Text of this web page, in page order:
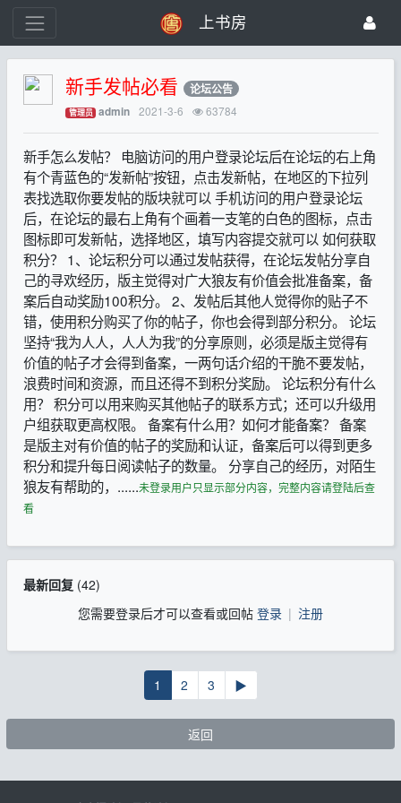
上书房
新手发帖必看 论坛公告
管理员 admin 2021-3-6 63784
新手怎么发帖？ 电脑访问的用户登录论坛后在论坛的右上角
有个青蓝色的“发新帖”按钮，点击发新帖，在地区的下拉列
表找选取你要发帖的版块就可以 手机访问的用户登录论坛
后，在论坛的最右上角有个画着一支笔的白色的图标，点击
图标即可发新帖，选择地区，填写内容提交就可以 如何获取
积分？ 1、论坛积分可以通过发帖获得，在论坛发帖分享自
己的寻欢经历，版主觉得对广大狼友有价值会批准备案，备
案后自动奖励100积分。 2、发帖后其他人觉得你的贴子不
错，使用积分购买了你的帖子，你也会得到部分积分。 论坛
坚持“我为人人，人人为我”的分享原则，必须是版主觉得有
价值的帖子才会得到备案，一两句话介绍的干脆不要发帖，
浪费时间和资源，而且还得不到积分奖励。 论坛积分有什么
用？ 积分可以用来购买其他帖子的联系方式；还可以升级用
户组获取更高权限。 备案有什么用？如何才能备案？ 备案
是版主对有价值的帖子的奖励和认证，备案后可以得到更多
积分和提升每日阅读帖子的数量。 分享自己的经历，对陌生
狼友有帮助的，......未登录用户只显示部分内容，完整内容请登陆后查
看
最新回复(42)
您需要登录后才可以查看或回帖 登录 | 注册
1 2 3 ▶
返回